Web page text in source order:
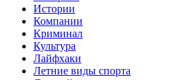
Истории
Компании
Криминал
Культура
Лайфхаки
Летние виды спорта